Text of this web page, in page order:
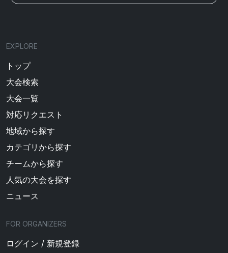
EXPLORE
トップ
大会検索
大会一覧
対応リクエスト
地域から探す
カテゴリから探す
チームから探す
人気の大会を探す
ニュース
FOR ORGANIZERS
ログイン / 新規登録